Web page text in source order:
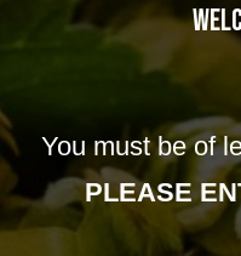
You must be of
PLEASE